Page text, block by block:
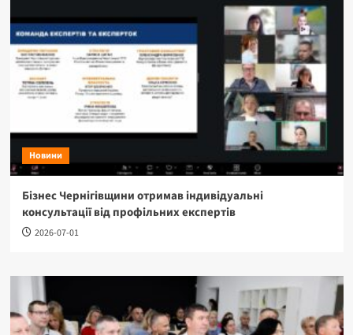
Новини
Бізнес Чернігівщини отримав індивідуальні
консультації від профільних експертів
2026-07-01